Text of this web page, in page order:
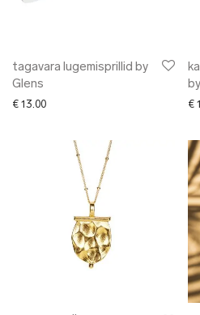
tagavara lugemisprillid by
Glens
€ 13.00 €